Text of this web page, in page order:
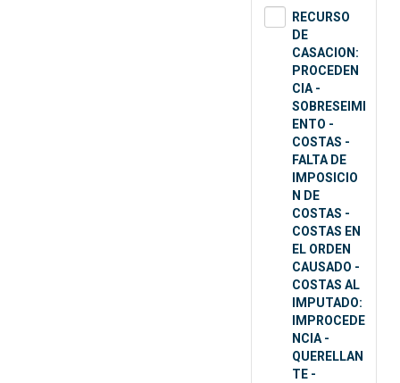
RECURSO
DE
CASACION:
PROCEDEN
CIA -
SOBRESEIMI
ENTO -
COSTAS -
FALTA DE
IMPOSICIO
N DE
COSTAS -
COSTAS EN
EL ORDEN
CAUSADO -
COSTAS AL
IMPUTADO:
IMPROCEDE
NCIA -
QUERELLAN
TE -